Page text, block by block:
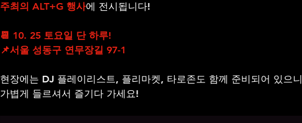
주최의 ALT+G 행사에 전시됩니다!
📆 10. 25 토요일 단 하루!
📌서울 성동구 연무장길 97-1
현장에는 DJ 플레이리스트, 플리마켓, 타로존도 함께 준비되어 있으니
가볍게 들르셔서 즐기다 가세요!